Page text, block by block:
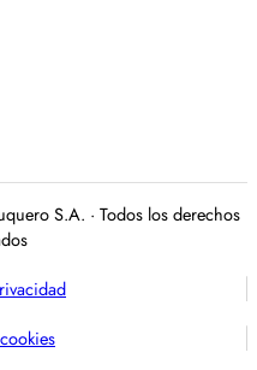
S.A. · Todos los derechos